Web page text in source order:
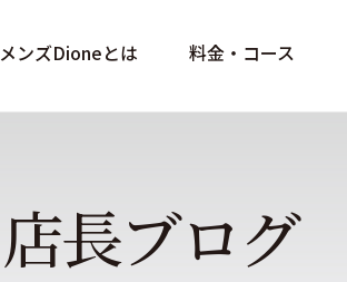
メンズDioneとは 料金・コース
店長ブログ